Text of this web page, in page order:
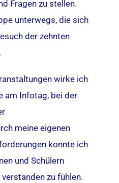
Fragen zu stellen.
unterwegs, die sich
der zehnten
wirke ich
am Infotag, bei der
meine eigenen
konnte ich
und Schülern
zu fühlen.